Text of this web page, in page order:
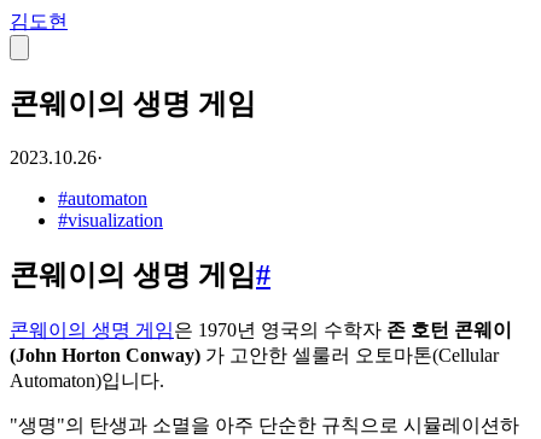
김도현
콘웨이의 생명 게임
2023.10.26·
#automaton
#visualization
콘웨이의 생명 게임#
콘웨이의 생명 게임은 1970년 영국의 수학자 존 호턴 콘웨이
(John Horton Conway) 가 고안한 셀룰러 오토마톤(Cellular
Automaton)입니다.
"생명"의 탄생과 소멸을 아주 단순한 규칙으로 시뮬레이션하